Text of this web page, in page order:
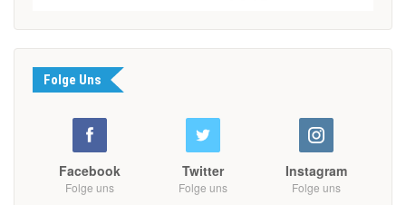
Folge Uns
Facebook
Folge uns
Twitter
Folge uns
Instagram
Folge uns